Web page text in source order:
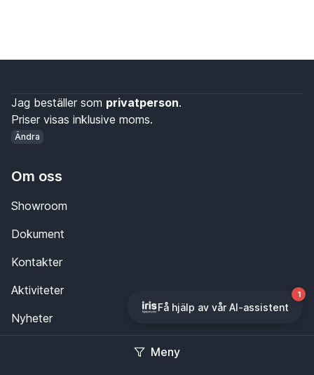
Meny
Jag beställer som privatperson.
Priser visas inklusive moms.
Ändra
Om oss
Showroom
Dokument
Kontakter
Aktiviteter
Nyheter